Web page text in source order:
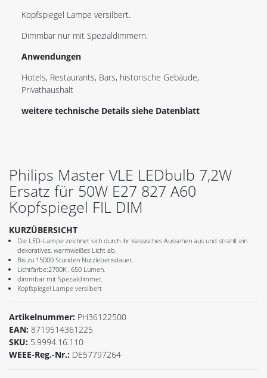
Kopfspiegel Lampe versilbert.
Dimmbar nur mit Spezialdimmern.
Anwendungen
Hotels, Restaurants, Bars, historische Gebäude,
Privathaushalt
weitere technische Details siehe Datenblatt
Philips Master VLE LEDbulb 7,2W
Ersatz für 50W E27 827 A60
Kopfspiegel FIL DIM
KURZÜBERSICHT
Die LED-Lampe zeichnet sich durch ihr klassisches Aussehen aus und strahlt ein
dekoratives, warmweißes Licht ab.
Bis zu 15000 Stunden Nutzlebensdauer,
Lichtfarbe:2700K , 650 Lumen,
dimmbar mit Spezialdimmer,
Kopfspiegel Lampe versilbert
Artikelnummer: PH36122500
EAN: 8719514361225
SKU: 5.9994.16.110
WEEE-Reg.-Nr.: DE57797264